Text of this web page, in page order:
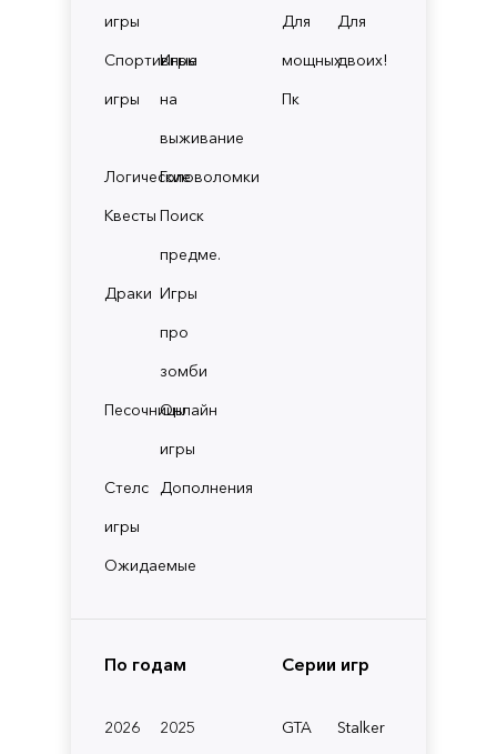
игры
Спортивные
игры
Игры
на
выживание
ЛогическиеГоловоломки
Квесты Поиск
предме.
Драки Игры
про
зомби
ПесочницыОнлайн
игры
Стелс
игры
Дополнения
Ожидаемые
Для
мощных
Пк
Для
двоих!
По годам
2026
2025
Серии игр
GTA
Stalker